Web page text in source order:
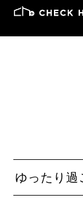
ゆったり過